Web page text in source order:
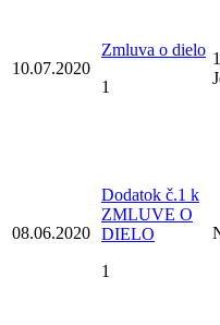
10.07.2020
Zmluva o dielo
1
08.06.2020
Dodatok č.1 k
ZMLUVE O
DIELO
1